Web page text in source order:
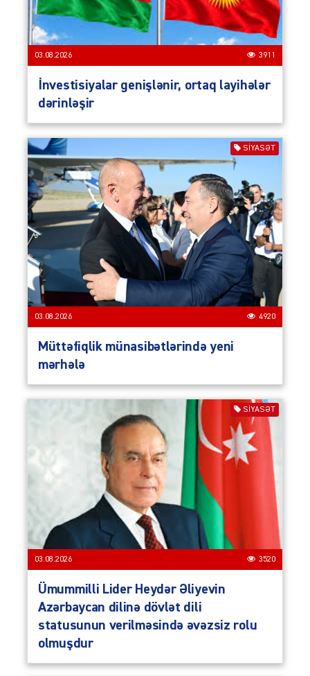
03.08.2026 3911
İnvestisiyalar genişlənir, ortaq layihələr
dərinləşir
SIYASƏT
03.08.2026 4920
Müttəfiqlik münasibətlərində yeni
mərhələ
SIYASƏT
03.08.2026 3520
Ümummilli Lider Heydər Əliyevin
Azərbaycan dilinə dövlət dili
statusunun verilməsində əvəzsiz rolu
olmuşdur